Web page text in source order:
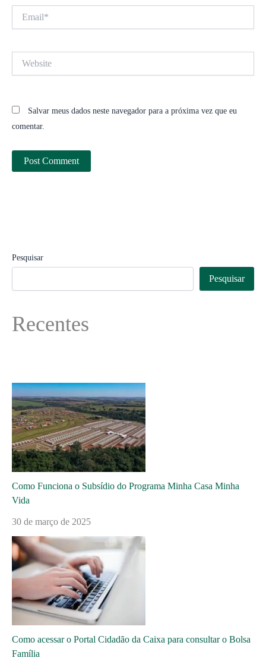
Salvar meus dados neste navegador para a próxima vez que eu
comentar.
Pesquisar
Pesquisar
Recentes
Como Funciona o Subsídio do Programa Minha Casa Minha
Vida
30 de março de 2025
Como acessar o Portal Cidadão da Caixa para consultar o Bolsa
Família